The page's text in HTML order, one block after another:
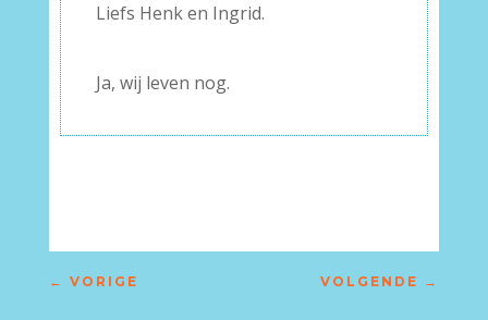
Liefs Henk en Ingrid.
Ja, wij leven nog.
← VORIGE VOLGENDE →